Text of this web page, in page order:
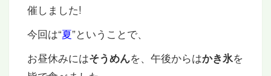
催しました!
今回は“夏”ということで、
お昼休みにはそうめんを、午後からはかき氷を